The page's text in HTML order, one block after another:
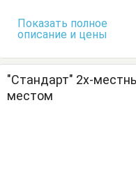
Показать полное
описание и цены
"Стандарт" 2х-
местом